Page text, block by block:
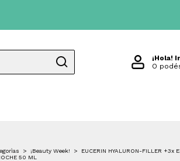
¡Hola!
O
> ¡Beauty Week! >
EUCERIN HYALURON-FILLER +3x
50 ML